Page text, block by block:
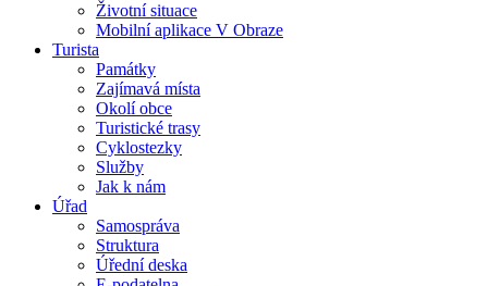
Životní situace
Mobilní aplikace V Obraze
Turista
Památky
Zajímavá místa
Okolí obce
Turistické trasy
Cyklostezky
Služby
Jak k nám
Úřad
Samospráva
Struktura
Úřední deska